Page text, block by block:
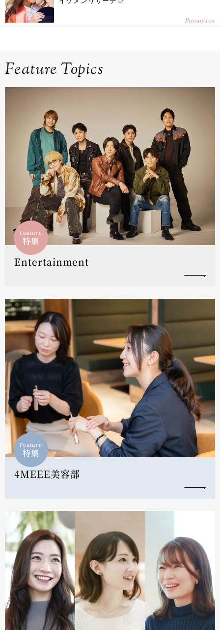
Promotion
Feature Topics
Feature
特集
Entertainment
Feature
特集
4MEEE美容部